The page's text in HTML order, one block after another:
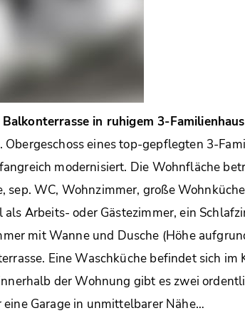
in ruhigem 3-Familienhaus
eines top-gepflegten 3-
modernisiert. Die Wohnfläche
sep. WC, Wohnzimmer, große
als Arbeits- oder Gästezimmer, ein
mit Wanne und Dusche (Höhe
Eine Waschküche befindet sich im
der Wohnung gibt es zwei
Garage in unmittelbarer Nähe…